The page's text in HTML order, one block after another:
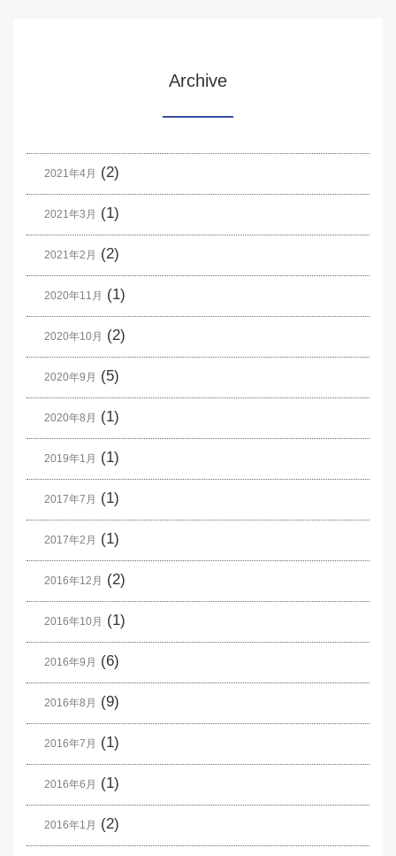
Archive
2021年4月 (2)
2021年3月 (1)
2021年2月 (2)
2020年11月 (1)
2020年10月 (2)
2020年9月 (5)
2020年8月 (1)
2019年1月 (1)
2017年7月 (1)
2017年2月 (1)
2016年12月 (2)
2016年10月 (1)
2016年9月 (6)
2016年8月 (9)
2016年7月 (1)
2016年6月 (1)
2016年1月 (2)